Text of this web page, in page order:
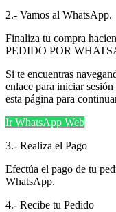
2.- Vamos al WhatsApp.
Finaliza tu compra
PEDIDO POR
Si te encuentras
enlace para iniciar
esta página para
Ir WhatsApp Web
3.- Realiza el Pago
Efectúa el pago de tu
WhatsApp.
4.- Recibe tu Pedido